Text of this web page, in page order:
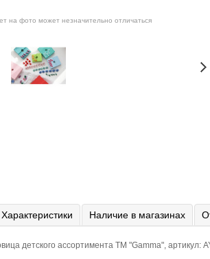
на фото может незначительно отличаться
Характеристики Наличие в магазинах
детского ассортимента ТМ "Gamma",